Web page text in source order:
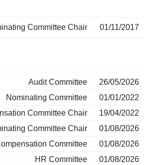
Committee Chair 01/11/2017
Audit Committee
26/05/2026
Nominating Committee
01/01/2022
Committee Chair
19/04/2022
Committee Chair
01/08/2026
Committee
01/08/2026
HR Committee
01/08/2026